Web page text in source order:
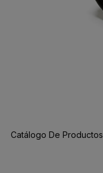
Catálogo De Productos